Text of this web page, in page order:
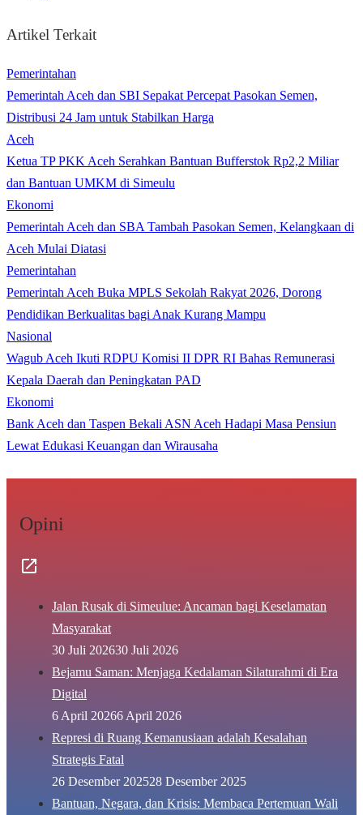
Artikel Terkait
Pemerintahan
Pemerintah Aceh dan SBI Sepakat Percepat Pasokan Semen,
Distribusi 24 Jam untuk Stabilkan Harga
Aceh
Ketua TP PKK Aceh Serahkan Bantuan Bufferstok Rp2,2 Miliar
dan Bantuan UMKM di Simeulu
Ekonomi
Pemerintah Aceh dan SBA Tambah Pasokan Semen, Kelangkaan di
Aceh Mulai Diatasi
Pemerintahan
Pemerintah Aceh Buka MPLS Sekolah Rakyat 2026, Dorong
Pendidikan Berkualitas bagi Anak Kurang Mampu
Nasional
Wagub Aceh Ikuti RDPU Komisi II DPR RI Bahas Remunerasi
Kepala Daerah dan Peningkatan PAD
Ekonomi
Bank Aceh dan Taspen Bekali ASN Aceh Hadapi Masa Pensiun
Lewat Edukasi Keuangan dan Wirausaha
Opini
Jalan Rusak di Simeulue: Ancaman bagi Keselamatan
Masyarakat
30 Juli 202630 Juli 2026
Bejamu Saman: Menjaga Kedalaman Silaturahmi di Era
Digital
6 April 20266 April 2026
Represi di Ruang Kemanusiaan adalah Kesalahan
Strategis Fatal
26 Desember 202528 Desember 2025
Bantuan, Negara, dan Krisis: Membaca Pertemuan Wali